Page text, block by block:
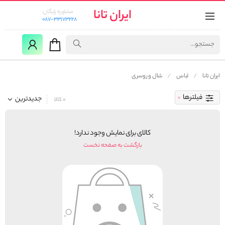
ایران تانا
مشاوره رایگان:
087-33173228
ایران تانا لباس شال و روسری
فیلترها جدیدترین 0 کالا
کالای برای نمایش وجود ندارد!
بازگشت به صفحه نخست